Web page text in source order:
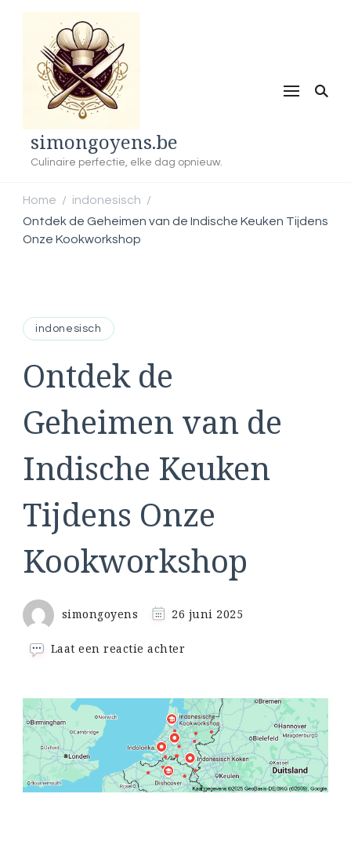
simongoyens.be
Culinaire perfectie, elke dag opnieuw.
Home / indonesisch /
Ontdek de Geheimen van de Indische Keuken Tijdens
Onze Kookworkshop
indonesisch
Ontdek de
Geheimen van de
Indische Keuken
Tijdens Onze
Kookworkshop
simongoyens 26 juni 2025
Laat een reactie achter
Geheimen
van
de
Indische
Keuken
Tijdens
Onze